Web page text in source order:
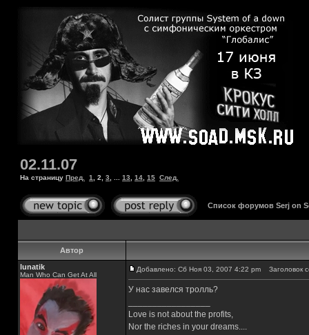
02.11.07
На страницу Пред. 1 2 3 13 14 15 След.
Список форумов Serj on
Автор
lunatik
Man Who Can Get At All
Добавлено: Сб Ноя 03, 2007 4:22 pm Заголовок
У нас завелся тролль?
Love is not about the profits,
Nor the riches in your dreams....